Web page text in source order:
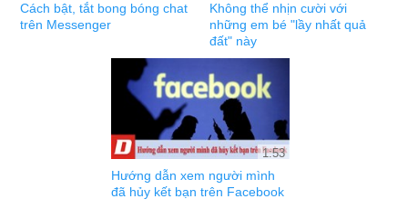
Cách bật, tắt bong bóng chat
trên Messenger
Không thể nhịn cười với
những em bé "lầy nhất quả
đất" này
1:53
Hướng dẫn xem người mình
đã hủy kết bạn trên Facebook